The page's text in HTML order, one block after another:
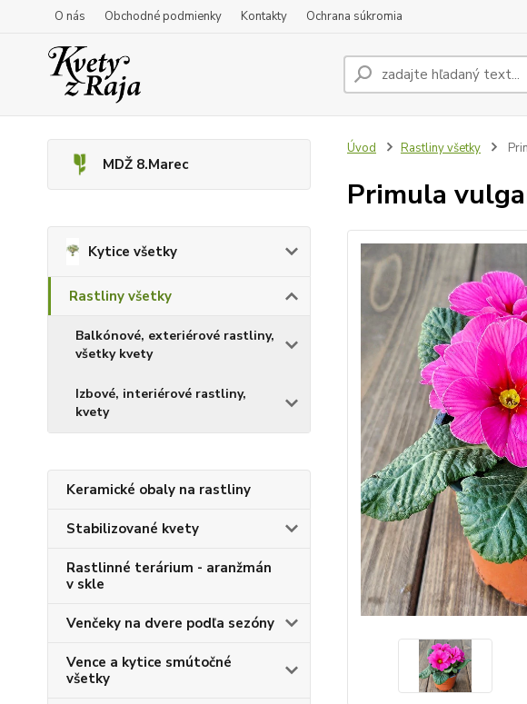
O nás Obchodné podmienky Kontakty Ochrana súkromia
MDŽ 8.Marec
Kytice všetky
Rastliny všetky
Balkónové, exteriérové rastliny,
všetky kvety
Izbové, interiérové rastliny,
kvety
Keramické obaly na rastliny
Stabilizované kvety
Rastlinné terárium - aranžmán
v skle
Venčeky na dvere podľa sezóny
Vence a kytice smútočné
všetky
Úvod Rastliny všetky
Primula